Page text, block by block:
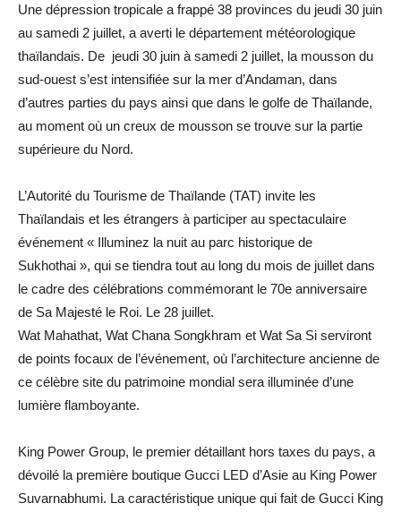
Une dépression tropicale a frappé 38 provinces du jeudi 30 juin
au samedi 2 juillet, a averti le département météorologique
thaïlandais. De jeudi 30 juin à samedi 2 juillet, la mousson du
sud-ouest s’est intensifiée sur la mer d’Andaman, dans
d’autres parties du pays ainsi que dans le golfe de Thaïlande,
au moment où un creux de mousson se trouve sur la partie
supérieure du Nord.
L’Autorité du Tourisme de Thaïlande (TAT) invite les
Thaïlandais et les étrangers à participer au spectaculaire
événement « Illuminez la nuit au parc historique de
Sukhothai », qui se tiendra tout au long du mois de juillet dans
le cadre des célébrations commémorant le 70e anniversaire
de Sa Majesté le Roi. Le 28 juillet.
Wat Mahathat, Wat Chana Songkhram et Wat Sa Si serviront
de points focaux de l’événement, où l’architecture ancienne de
ce célèbre site du patrimoine mondial sera illuminée d’une
lumière flamboyante.
King Power Group, le premier détaillant hors taxes du pays, a
dévoilé la première boutique Gucci LED d’Asie au King Power
Suvarnabhumi. La caractéristique unique qui fait de Gucci King